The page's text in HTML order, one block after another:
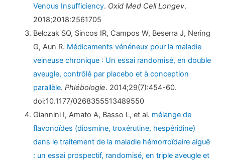
Venous Insufficiency. Oxid Med Cell Longev.
2018;2018:2561705
Belczak SQ, Sincos IR, Campos W, Beserra J, Nering
G, Aun R. Médicaments vénéneux pour la maladie
veineuse chronique : Un essai randomisé, en double
aveugle, contrôlé par placebo et à conception
parallèle.Phlébologie. 2014;29(7):454-60.
doi:10.1177/0268355513489550
Giannini I, Amato A, Basso L, et al. mélange de
flavonoïdes (diosmine, troxérutine, hespéridine)
dans le traitement de la maladie hémorroïdaire aiguë
: un essai prospectif, randomisé, en triple aveugle et